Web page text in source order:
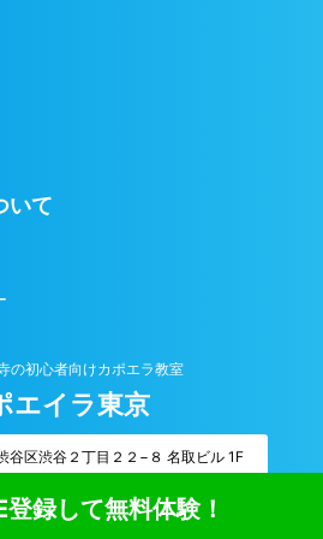
いて
の初心者向けカポエラ教室
エイラ東京
区渋谷２丁目２２−８ 名取ビル 1F
カポエイラ東京
登録して無料体験！